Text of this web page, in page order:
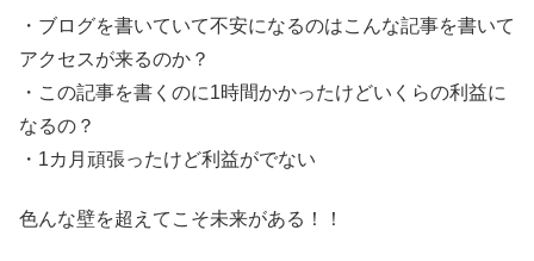
・ブログを書いていて不安になるのはこんな記事を書いて
アクセスが来るのか？
・この記事を書くのに1時間かかったけどいくらの利益に
なるの？
・1カ月頑張ったけど利益がでない
色んな壁を超えてこそ未来がある！！